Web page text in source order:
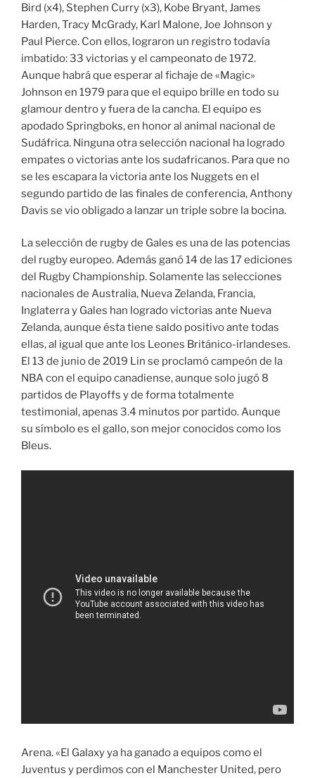
Bird (x4), Stephen Curry (x3), Kobe Bryant, James
Harden, Tracy McGrady, Karl Malone, Joe Johnson y
Paul Pierce. Con ellos, lograron un registro todavía
imbatido: 33 victorias y el campeonato de 1972.
Aunque habrá que esperar al fichaje de «Magic»
Johnson en 1979 para que el equipo brille en todo su
glamour dentro y fuera de la cancha. El equipo es
apodado Springboks, en honor al animal nacional de
Sudáfrica. Ninguna otra selección nacional ha logrado
empates o victorias ante los sudafricanos. Para que no
se les escapara la victoria ante los Nuggets en el
segundo partido de las finales de conferencia, Anthony
Davis se vio obligado a lanzar un triple sobre la bocina.
La selección de rugby de Gales es una de las potencias
del rugby europeo. Además ganó 14 de las 17 ediciones
del Rugby Championship. Solamente las selecciones
nacionales de Australia, Nueva Zelanda, Francia,
Inglaterra y Gales han logrado victorias ante Nueva
Zelanda, aunque ésta tiene saldo positivo ante todas
ellas, al igual que ante los Leones Británico-irlandeses.
El 13 de junio de 2019 Lin se proclamó campeón de la
NBA con el equipo canadiense, aunque solo jugó 8
partidos de Playoffs y de forma totalmente
testimonial, apenas 3.4 minutos por partido. Aunque
su símbolo es el gallo, son mejor conocidos como los
Bleus.
Arena. «El Galaxy ya ha ganado a equipos como el
Juventus y perdimos con el Manchester United, pero